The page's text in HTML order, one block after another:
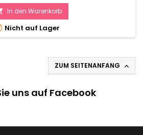
In den Warenkorb
Nicht auf Lager
ZUM SEITENANFANG 
uns auf Facebook